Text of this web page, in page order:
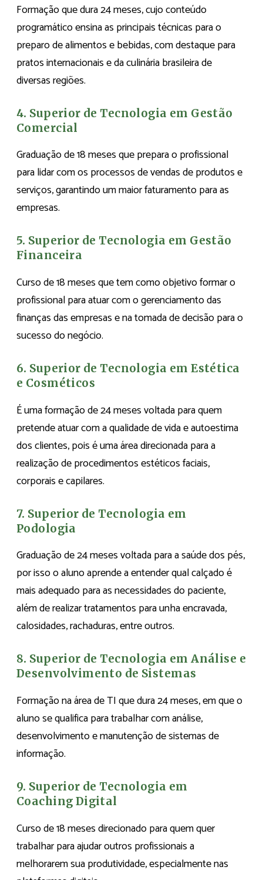
Formação que dura 24 meses, cujo conteúdo
programático ensina as principais técnicas para o
preparo de alimentos e bebidas, com destaque para
pratos internacionais e da culinária brasileira de
diversas regiões.
4. Superior de Tecnologia em Gestão
Comercial
Graduação de 18 meses que prepara o profissional
para lidar com os processos de vendas de produtos e
serviços, garantindo um maior faturamento para as
empresas.
5. Superior de Tecnologia em Gestão
Financeira
Curso de 18 meses que tem como objetivo formar o
profissional para atuar com o gerenciamento das
finanças das empresas e na tomada de decisão para o
sucesso do negócio.
6. Superior de Tecnologia em Estética
e Cosméticos
É uma formação de 24 meses voltada para quem
pretende atuar com a qualidade de vida e autoestima
dos clientes, pois é uma área direcionada para a
realização de procedimentos estéticos faciais,
corporais e capilares.
7. Superior de Tecnologia em
Podologia
Graduação de 24 meses voltada para a saúde dos pés,
por isso o aluno aprende a entender qual calçado é
mais adequado para as necessidades do paciente,
além de realizar tratamentos para unha encravada,
calosidades, rachaduras, entre outros.
8. Superior de Tecnologia em Análise e
Desenvolvimento de Sistemas
Formação na área de TI que dura 24 meses, em que o
aluno se qualifica para trabalhar com análise,
desenvolvimento e manutenção de sistemas de
informação.
9. Superior de Tecnologia em
Coaching Digital
Curso de 18 meses direcionado para quem quer
trabalhar para ajudar outros profissionais a
melhorarem sua produtividade, especialmente nas